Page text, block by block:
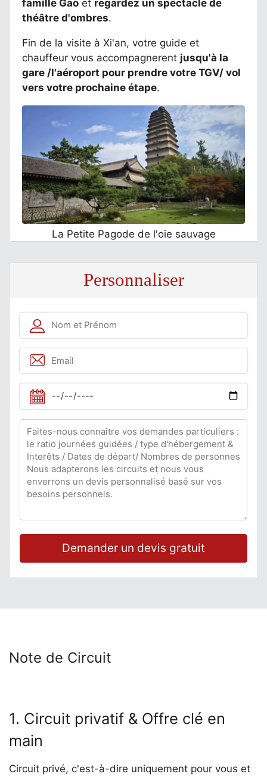
famille Gao et regardez un spectacle de
théâtre d'ombres.
Fin de la visite à Xi'an, votre guide et
chauffeur vous accompagnerent jusqu'à la
gare /l'aéroport pour prendre votre TGV/ vol
vers votre prochaine étape.
La Petite Pagode de l'oie sauvage
Personnaliser
Demander un devis gratuit
Note de Circuit
1. Circuit privatif & Offre clé en
main
Circuit privé, c'est-à-dire uniquement pour vous et